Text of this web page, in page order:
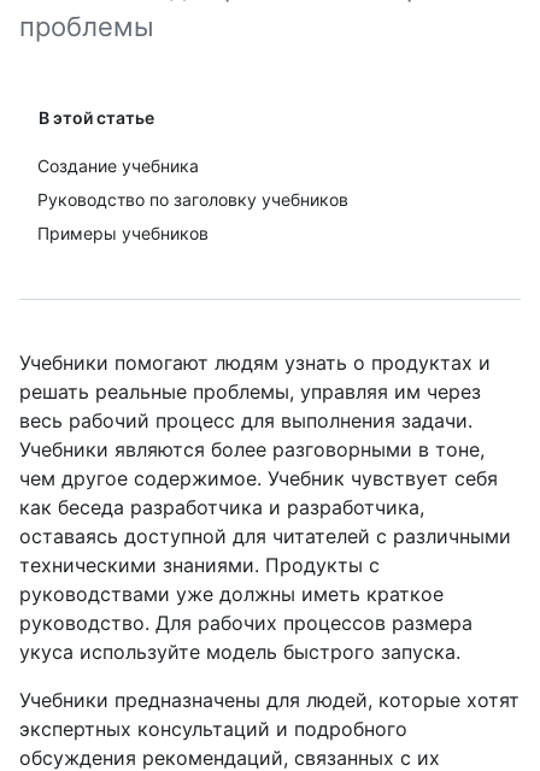
проблемы
В этой статье
Создание учебника
Руководство по заголовку учебников
Примеры учебников
Учебники помогают людям узнать о продуктах и
решать реальные проблемы, управляя им через
весь рабочий процесс для выполнения задачи.
Учебники являются более разговорными в тоне,
чем другое содержимое. Учебник чувствует себя
как беседа разработчика и разработчика,
оставаясь доступной для читателей с различными
техническими знаниями. Продукты с
руководствами уже должны иметь краткое
руководство. Для рабочих процессов размера
укуса используйте модель быстрого запуска.
Учебники предназначены для людей, которые хотят
экспертных консультаций и подробного
обсуждения рекомендаций, связанных с их